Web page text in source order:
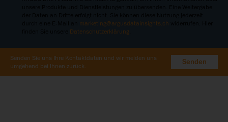
marketing@argusdatainsights.ch
Datenschutzerklärung
Senden Sie uns Ihre Kontaktdaten und wir melden uns
umgehend bei Ihnen zurück.
Senden